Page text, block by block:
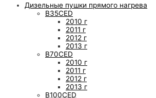
Дизельные пушки прямого нагрева
B35CED
2010 г
2011 г
2012 г
2013 г
B70CED
2010 г
2011 г
2012 г
2013 г
B100CED